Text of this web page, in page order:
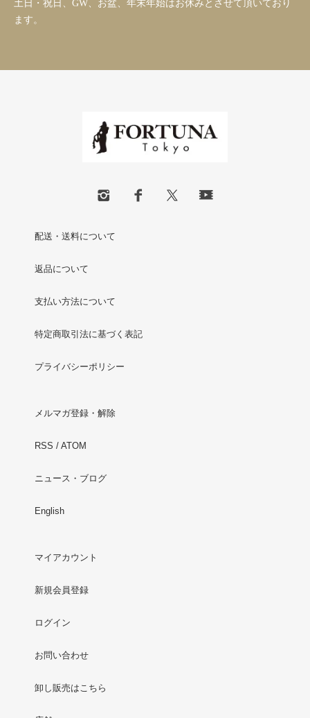
土日・祝日、GW、お盆、年末年始はお休みとさせて頂いており
ます。
配送・送料について
返品について
支払い方法について
特定商取引法に基づく表記
プライバシーポリシー
メルマガ登録・解除
RSS / ATOM
ニュース・ブログ
English
マイアカウント
新規会員登録
ログイン
お問い合わせ
卸し販売はこちら